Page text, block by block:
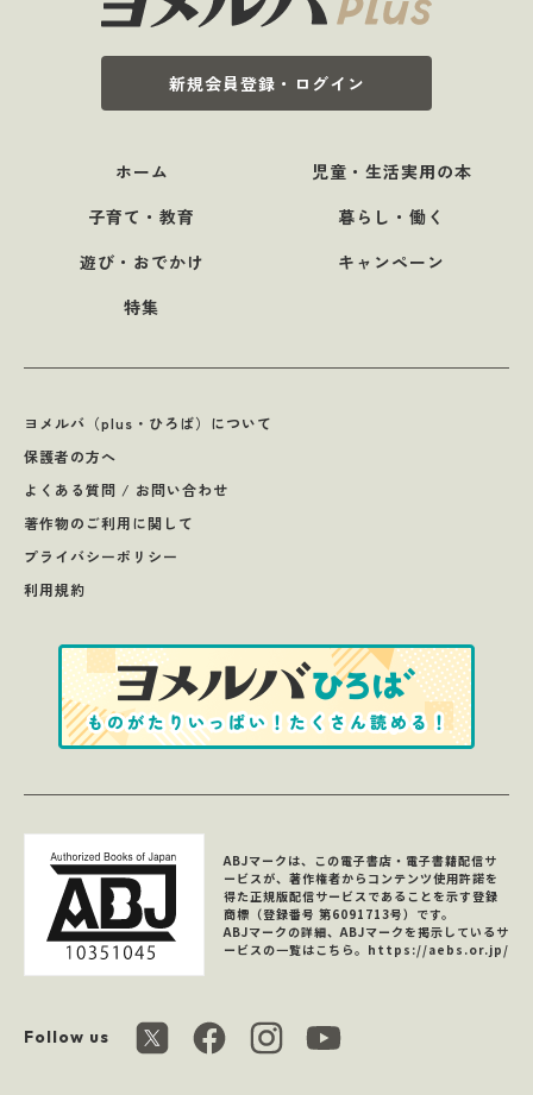
新規会員登録・ログイン
ホーム
児童・生活実用の本
子育て・教育
暮らし・働く
遊び・おでかけ
キャンペーン
特集
ヨメルバ（plus・ひろば）について
保護者の方へ
よくある質問 / お問い合わせ
著作物のご利用に関して
プライバシーポリシー
利用規約
Follow us
ABJマークは、この電子書店・電子書籍配信サ
ービスが、著作権者からコンテンツ使用許諾を
得た正規版配信サービスであることを示す登録
商標（登録番号 第6091713号）です。
ABJマークの詳細、ABJマークを掲示しているサ
ービスの一覧はこちら。 https://aebs.or.jp/